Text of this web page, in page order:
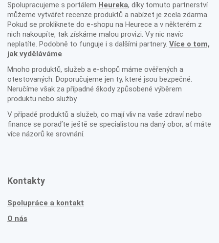
Spolupracujeme s portálem Heureka, díky tomuto partnerství
můžeme vytvářet recenze produktů a nabízet je zcela zdarma.
Pokud se prokliknete do e-shopu na Heurece a v některém z
nich nakoupíte, tak získáme malou provizi. Vy nic navíc
neplatíte. Podobně to funguje i s dalšími partnery. Více o tom,
jak vyděláváme.
Mnoho produktů, služeb a e-shopů máme ověřených a
otestovaných. Doporučujeme jen ty, které jsou bezpečné.
Neručíme však za případné škody způsobené výběrem
produktu nebo služby.
V případě produktů a služeb, co mají vliv na vaše zdraví nebo
finance se poraďte ještě se specialistou na daný obor, ať máte
více názorů ke srovnání.
Kontakty
Spolupráce a kontakt
O nás